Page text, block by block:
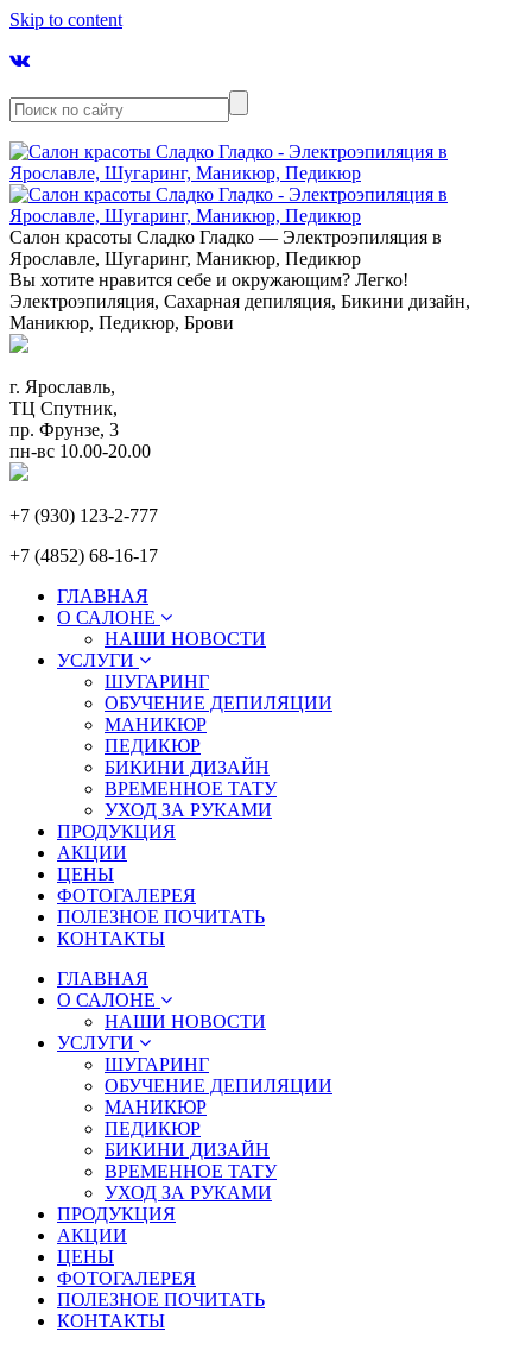
Skip to content
Салон красоты Сладко Гладко — Электроэпиляция в
Ярославле, Шугаринг, Маникюр, Педикюр
Вы хотите нравится себе и окружающим? Легко!
Электроэпиляция, Сахарная депиляция, Бикини дизайн,
Маникюр, Педикюр, Брови
г. Ярославль,
ТЦ Спутник,
пр. Фрунзе, 3
пн-вс 10.00-20.00
+7 (930) 123-2-777
+7 (4852) 68-16-17
ГЛАВНАЯ
О САЛОНЕ
НАШИ НОВОСТИ
УСЛУГИ
ШУГАРИНГ
ОБУЧЕНИЕ ДЕПИЛЯЦИИ
МАНИКЮР
ПЕДИКЮР
БИКИНИ ДИЗАЙН
ВРЕМЕННОЕ ТАТУ
УХОД ЗА РУКАМИ
ПРОДУКЦИЯ
АКЦИИ
ЦЕНЫ
ФОТОГАЛЕРЕЯ
ПОЛЕЗНОЕ ПОЧИТАТЬ
КОНТАКТЫ
ГЛАВНАЯ
О САЛОНЕ
НАШИ НОВОСТИ
УСЛУГИ
ШУГАРИНГ
ОБУЧЕНИЕ ДЕПИЛЯЦИИ
МАНИКЮР
ПЕДИКЮР
БИКИНИ ДИЗАЙН
ВРЕМЕННОЕ ТАТУ
УХОД ЗА РУКАМИ
ПРОДУКЦИЯ
АКЦИИ
ЦЕНЫ
ФОТОГАЛЕРЕЯ
ПОЛЕЗНОЕ ПОЧИТАТЬ
КОНТАКТЫ